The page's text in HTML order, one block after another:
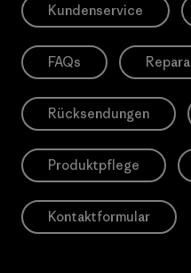
Kundenservice
FAQs
Rücksendungen
Produktpflege
Kontaktformular